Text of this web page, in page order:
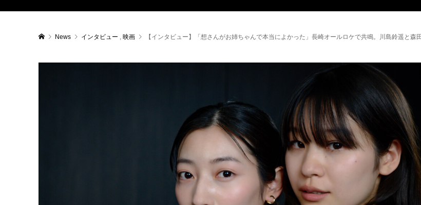
News インタビュー , 映画 【インタビュー】「想さんがお姉ちゃんで本当によかった」長崎オールロケで共鳴。川島鈴遥と